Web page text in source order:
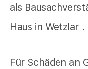
als
Haus in Wetzlar .
Für Schäden an